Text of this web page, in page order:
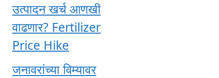
उत्पादन खर्च आणखी
वाढणार? Fertilizer
Price Hike
जनावरांच्या विम्यावर